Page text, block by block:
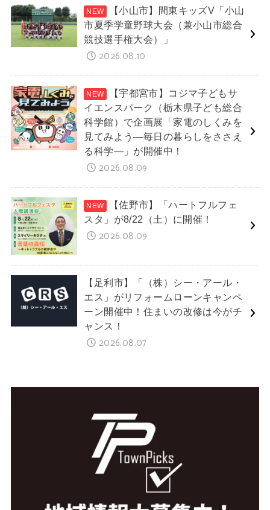
【小山市】間東キッズV「小山
市夏季学童野球大会（兼小山市総合
競技選手権大会）」
2026.08.10
【宇都宮市】コジマ子どもサ
イエンスパーク（栃木県子ども総合
科学館）で企画展「家電のしくみを
見てみよう―毎日の暮らしをささえ
る科学―」が開催中！
2026.08.09
【佐野市】「ハートフルフェ
スタ」が8/22（土）に開催！
2026.08.09
【足利市】「（株）シー・アール・
エス」がリフォームローンキャンペ
ーン開催中！住まいの改修は今がチ
ャンス！
2026.08.07